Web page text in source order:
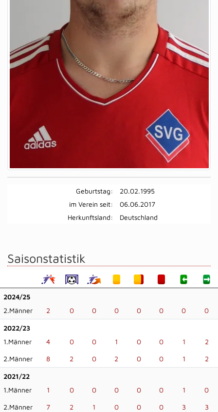
Geburtstag:
20.02.1995
im Verein seit:
06.06.2017
Herkunftsland:
Deutschland
Saisonstatistik
2024/25
2.Männer
2 0 0 0 0 0 0 0
2022/23
1.Männer
4 0 0 1 0 0 1 2
2.Männer 8 2 0 2 0 0 1 2
2021/22
1.Männer
1 0 0 0 0 0 1 0
2.Männer 7 2 1 0 0 0 3 3